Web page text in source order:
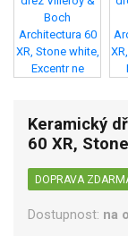
Keramický
60 XR,
DOPRAVA
Dostupnost: na